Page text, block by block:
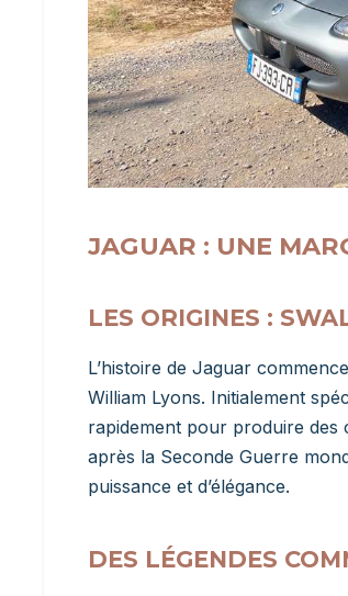
JAGUAR : UNE
LES ORIGINES :
L’histoire de Jaguar
William Lyons. Initialement
rapidement pour produire des
après la Seconde Guerre
puissance et d’élégance.
DES LÉGENDES